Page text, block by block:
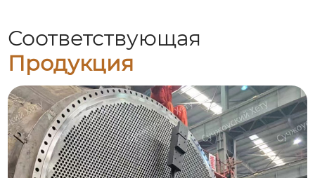
Соответствующая
Продукция